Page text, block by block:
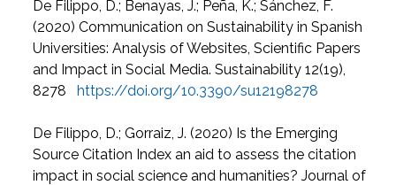
De Filippo, D.; Benayas, J.; Peña, K.; Sánchez, F.
(2020) Communication on Sustainability in Spanish
Universities: Analysis of Websites, Scientific Papers
and Impact in Social Media. Sustainability 12(19),
8278https://doi.org/10.3390/su12198278
De Filippo, D.; Gorraiz, J. (2020) Is the Emerging
Source Citation Index an aid to assess the citation
impact in social science and humanities? Journal of